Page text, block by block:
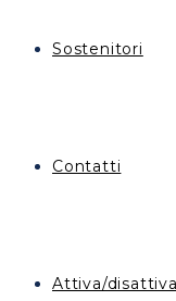
Sostenitori
Contatti
Attiva/